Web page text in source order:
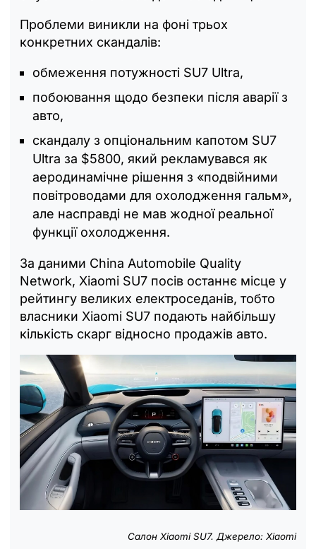
Проблеми виникли на фоні трьох
конкретних скандалів:
обмеження потужності SU7 Ultra,
побоювання щодо безпеки після аварії з
авто,
скандалу з опціональним капотом SU7
Ultra за $5800, який рекламувався як
аеродинамічне рішення з «подвійними
повітроводами для охолодження гальм»,
але насправді не мав жодної реальної
функції охолодження.
За даними China Automobile Quality
Network, Xiaomi SU7 посів останнє місце у
рейтингу великих електроседанів, тобто
власники Xiaomi SU7 подають найбільшу
кількість скарг відносно продажів авто.
Салон Xiaomi SU7. Джерело: Xiaomi